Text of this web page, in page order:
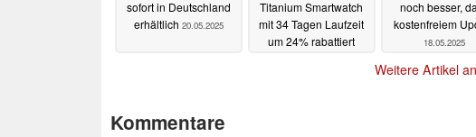
sofort in Deutschland
erhältlich 20.05.2025
Titanium Smartwatch
mit 34 Tagen Laufzeit
um 24% rabattiert
noch besser,
kostenfreiem
18.05.2025
Weitere Artikel
Kommentare